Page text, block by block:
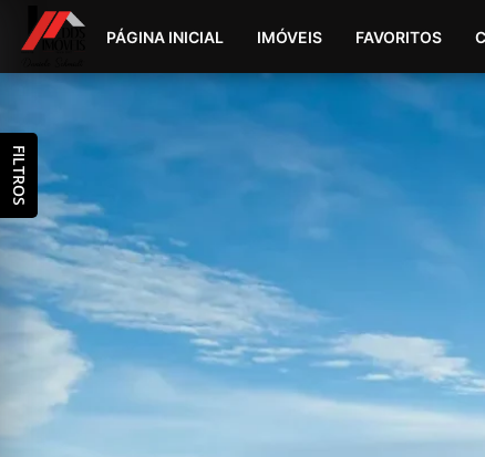
PÁGINA INICIAL IMÓVEIS FAVORITOS
FILTROS